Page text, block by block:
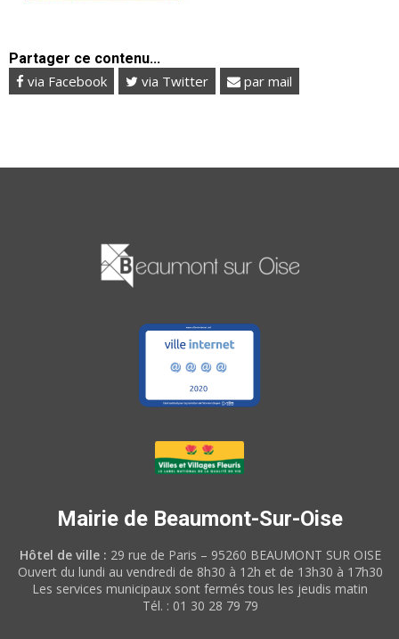
Partager ce contenu...
via Facebook via Twitter par mail
Mairie de Beaumont-Sur-Oise
Hôtel de ville : 29 rue de Paris – 95260 BEAUMONT SUR OISE
Ouvert du lundi au vendredi de 8h30 à 12h et de 13h30 à 17h30
Les services municipaux sont fermés tous les jeudis matin
Tél. : 01 30 28 79 79